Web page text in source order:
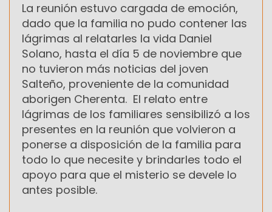
La reunión estuvo cargada de emoción,
dado que la familia no pudo contener las
lágrimas al relatarles la vida Daniel
Solano, hasta el día 5 de noviembre que
no tuvieron más noticias del joven
Salteño, proveniente de la comunidad
aborigen Cherenta. El relato entre
lágrimas de los familiares sensibilizó a los
presentes en la reunión que volvieron a
ponerse a disposición de la familia para
todo lo que necesite y brindarles todo el
apoyo para que el misterio se devele lo
antes posible.